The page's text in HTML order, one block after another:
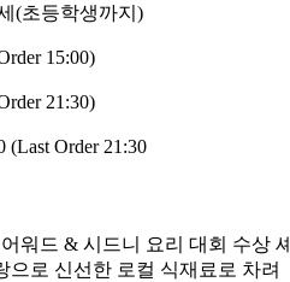
(초등학생까지)
15:00)
21:30)
(Last Order 21:30
워드 & 시드니 요리 대회 수상
로 신선한 로컬 식재료로 차려